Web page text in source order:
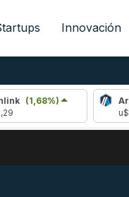
Innovación
Arbitrum
DE BITCOIN Y